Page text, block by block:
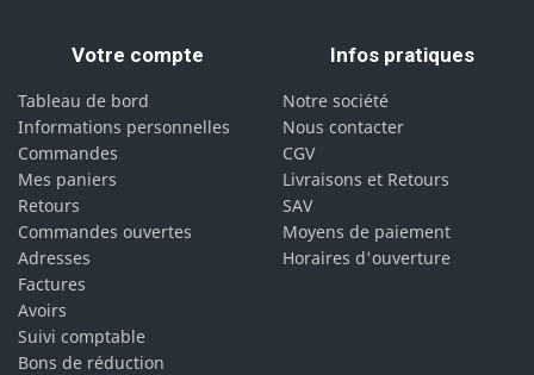
Votre compte
Tableau de bord
Informations personnelles
Commandes
Mes paniers
Retours
Commandes ouvertes
Adresses
Factures
Avoirs
Suivi comptable
Bons de réduction
Infos pratiques
Notre société
Nous contacter
CGV
Livraisons et Retours
SAV
Moyens de paiement
Horaires d'ouverture